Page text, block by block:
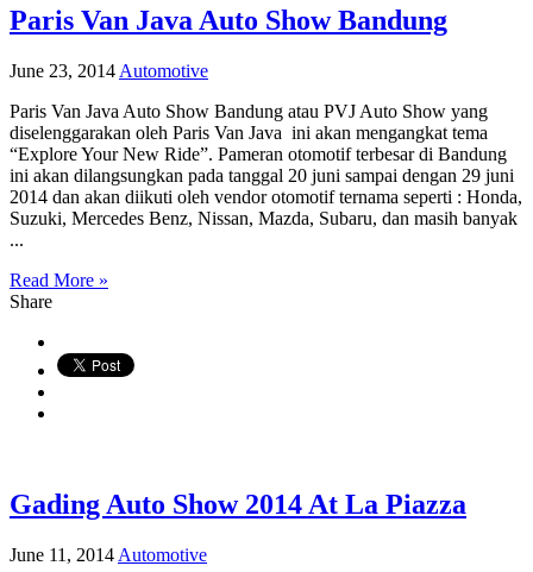
Paris Van Java Auto Show Bandung
June 23, 2014 Automotive
Paris Van Java Auto Show Bandung atau PVJ Auto Show yang
diselenggarakan oleh Paris Van Java ini akan mengangkat tema
“Explore Your New Ride”. Pameran otomotif terbesar di Bandung
ini akan dilangsungkan pada tanggal 20 juni sampai dengan 29 juni
2014 dan akan diikuti oleh vendor otomotif ternama seperti : Honda,
Suzuki, Mercedes Benz, Nissan, Mazda, Subaru, dan masih banyak
...
Read More »
Share
Gading Auto Show 2014 At La Piazza
June 11, 2014 Automotive